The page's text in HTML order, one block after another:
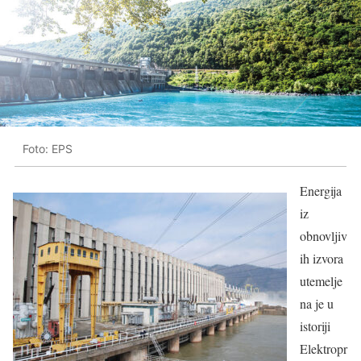
Foto: EPS
Energija
iz
obnovljiv
ih izvora
utemelje
na je u
istoriji
Elektropr